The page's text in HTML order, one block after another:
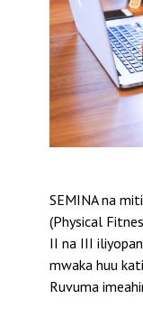
SEMINA na
(Physical
II na III
mwaka huu
Ruvuma